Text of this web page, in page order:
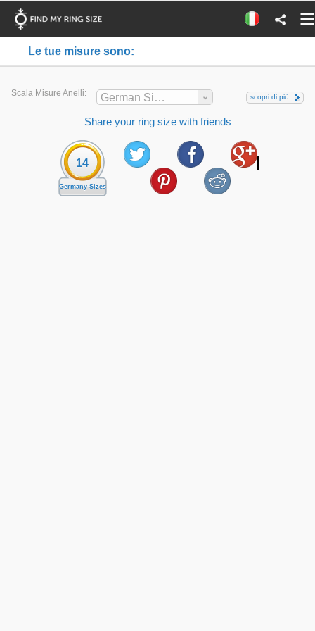
Le tue misure sono:
Scala Misure Anelli: German Sizes scopri di più
Share your ring size with friends
14
Germany Sizes